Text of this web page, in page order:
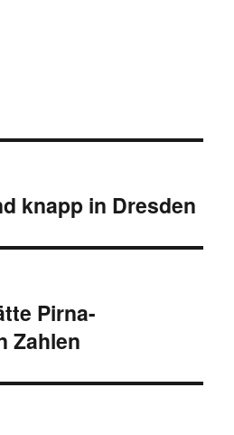
knapp in Dresden
Pirna-
Zahlen